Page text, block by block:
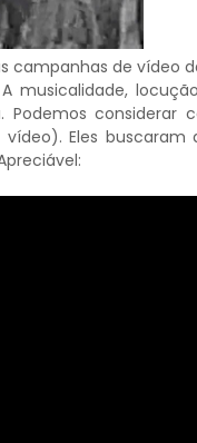
campanhas de vídeo
musicalidade,
considerar
Eles buscaram